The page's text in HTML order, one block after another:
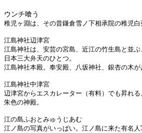
ウンチ喰う
稚児ヶ淵は、その昔鎌倉雪ノ下相承院の稚児
江島神社辺津宮
江島神社は、安芸の宮島、近江の竹生島と並ぶ
日本三大弁天のひとつ。
江島神社本殿。奉安殿、八坂神社、銀杏の木が
江島神社中津宮
辺津宮からエスカレーター（有料）でも昇れる
朱色の神殿。
江の島ふおとみゅうじあむ
江ノ島の写真がいっぱい。江ノ島に来た有名人